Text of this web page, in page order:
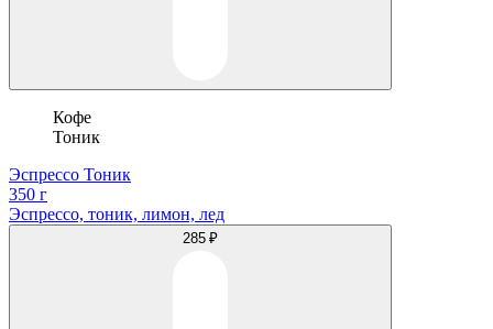
Кофе
Тоник
Эспрессо Тоник
350 г
Эспрессо, тоник, лимон, лед
285 ₽